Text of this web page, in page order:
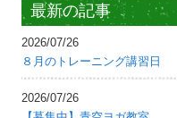
最新の記事
2026/07/26
８月のトレーニング講習日
2026/07/26